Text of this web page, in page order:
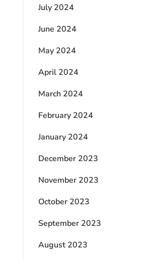
July 2024
June 2024
May 2024
April 2024
March 2024
February 2024
January 2024
December 2023
November 2023
October 2023
September 2023
August 2023